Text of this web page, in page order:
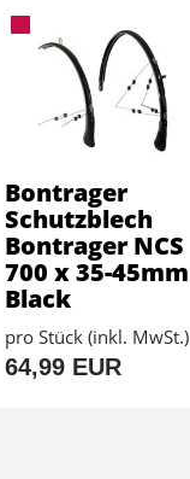
Bontrager
Schutzblech
Bontrager NCS
700 x 35-45mm
Black
pro Stück (inkl. MwSt.)
64,99 EUR